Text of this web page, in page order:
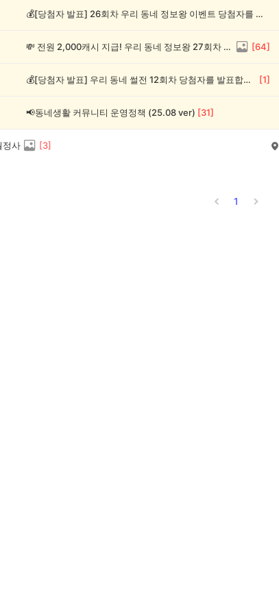
💰[당첨자 발표] 26회차 우리 동네 정보왕 이벤트 당첨자를 발표합니다!
💸 전원 2,000캐시 지급! 우리 동네 정보왕 27회차 (~8/10) [64]
💰[당첨자 발표] 우리 동네 썰전 12회차 당첨자를 발표합니다! [1]
📢동네생활 커뮤니티 운영정책 (25.08 ver) [31]
정사 [3]
1